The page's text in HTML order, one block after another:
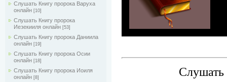
Слушать Книгу пророка Варуха
онлайн [10]
Слушать Книгу пророка
Иезекииля онлайн [53]
Слушать Книгу пророка Даниила
онлайн [19]
Слушать Книгу пророка Осии
онлайн [18]
Слушать Книгу пророка Иоиля
онлайн [8] Слушать